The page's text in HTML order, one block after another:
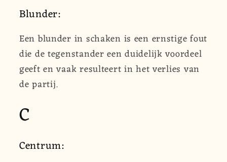
Blunder:
Een blunder in schaken is een ernstige fout
die de tegenstander een duidelijk voordeel
geeft en vaak resulteert in het verlies van
de partij.
C
Centrum: